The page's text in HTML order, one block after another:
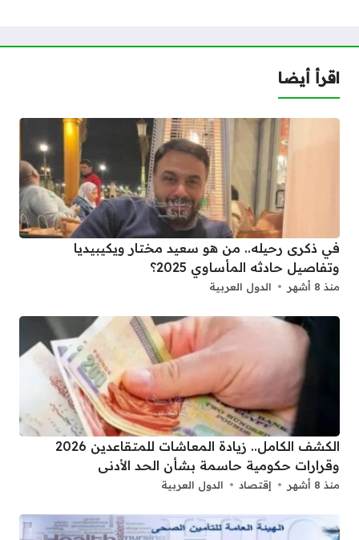
اقرأ أيضا
في ذكرى رحيله.. من هو سعيد مختار ويكيبيديا
وتفاصيل حادثه المأساوي 2025؟
منذ 8 أشهر الدول العربية
الكشف الكامل.. زيادة المعاشات للمتقاعدين 2026
وقرارات حكومية حاسمة بشأن الحد الأدنى
منذ 8 أشهر إقتصاد الدول العربية